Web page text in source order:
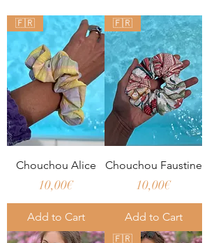
🇫🇷
Chouchou Alice
Price
10,00€
Add to Cart
🇫🇷
Chouchou Faustine
Price
10,00€
Add to Cart
🇫🇷